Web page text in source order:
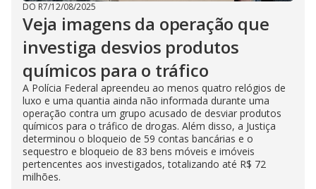
DO R7/12/08/2025
Veja imagens da operação que
investiga desvios produtos
químicos para o tráfico
A Polícia Federal apreendeu ao menos quatro relógios de
luxo e uma quantia ainda não informada durante uma
operação contra um grupo acusado de desviar produtos
químicos para o tráfico de drogas. Além disso, a Justiça
determinou o bloqueio de 59 contas bancárias e o
sequestro e bloqueio de 83 bens móveis e imóveis
pertencentes aos investigados, totalizando até R$ 72
milhões.